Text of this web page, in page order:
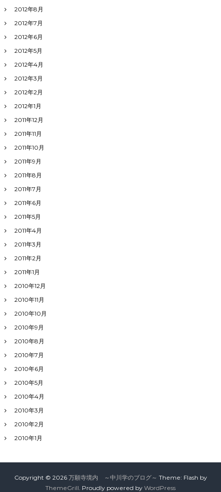
2012年8月
2012年7月
2012年6月
2012年5月
2012年4月
2012年3月
2012年2月
2012年1月
2011年12月
2011年11月
2011年10月
2011年9月
2011年8月
2011年7月
2011年6月
2011年5月
2011年4月
2011年3月
2011年2月
2011年1月
2010年12月
2010年11月
2010年10月
2010年9月
2010年8月
2010年7月
2010年6月
2010年5月
2010年4月
2010年3月
2010年2月
2010年1月
Copyright © 2026 万願寺境内 ～中川学のブログ～ Theme: Flash by
ThemeGrill. Proudly powered by WordPress